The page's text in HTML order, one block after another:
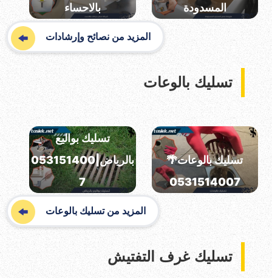
المسدودة
بالاحساء
المزيد من نصائح وإرشادات
تسليك بالوعات
تسليك بالوعات🌴
0531514007
تسليك بواليع
بالرياض|053151400
7
المزيد من تسليك بالوعات
تسليك غرف التفتيش